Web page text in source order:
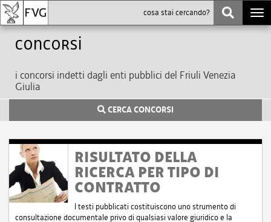
Concorsi
i concorsi indetti dagli enti pubblici del Friuli Venezia
Giulia
CERCA CONCORSI
RISULTATO DELLA
RICERCA PER TIPO DI
CONTRATTO
I testi pubblicati costituiscono uno strumento di
consultazione documentale privo di qualsiasi valore giuridico e la